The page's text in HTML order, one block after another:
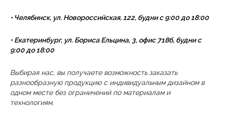
• Челябинск, ул. Новороссийская, 122, будни с 9:00 до 18:00
• Екатеринбург, ул. Бориса Ельцина, 3, офис 718б, будни с
9:00 до 18:00
Выбирая нас, вы получаете возможность заказать
разнообразную продукцию с индивидуальным дизайном в
одном месте без ограничений по материалам и
технологиям.